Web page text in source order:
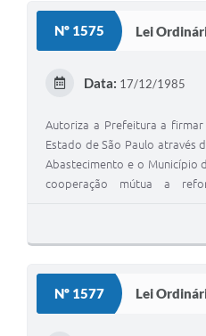
Nº 1575 Lei
Data: 17/12/1985
Autoriza a Prefeitura a
Estado de São Paulo através
Abastecimento e o Município
cooperação mútua a
Nº 1577 Lei